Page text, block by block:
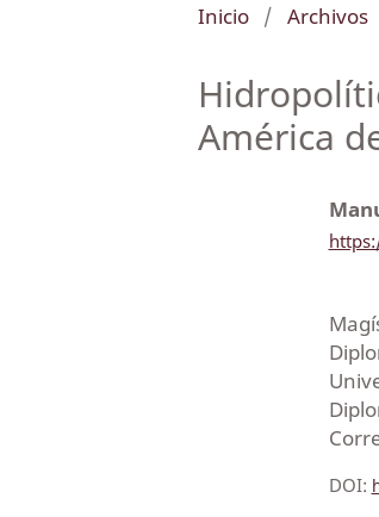
Inicio / Archivos
América
DOI: